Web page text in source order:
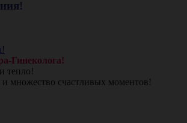
Гинеколога!
тепло!
множество счастливых моментов!